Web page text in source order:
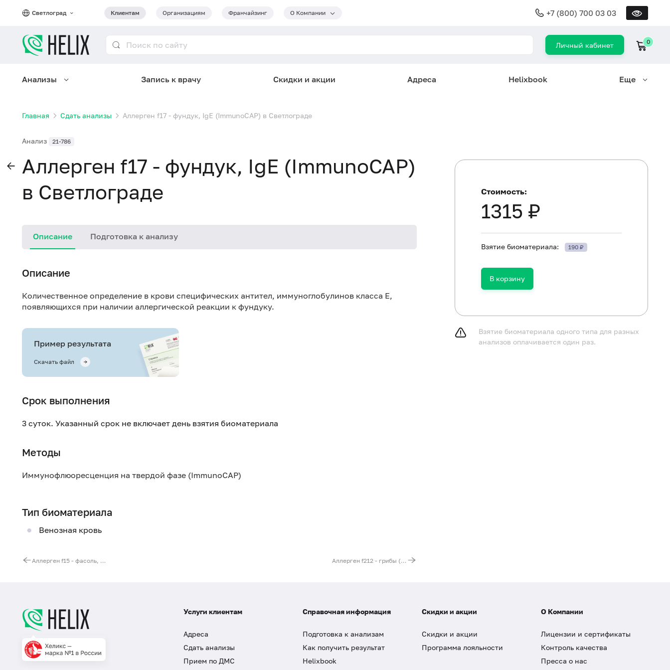
Светлоград Клиентам Организациям Франчайзинг О Компании +7 (800) 700 03 03
Личный кабинет 0
Анализы Запись к врачу Скидки и акции Адреса Helixbook Еще
Главная Сдать анализы Аллерген f17 - фундук, IgE (ImmunoCAP) в Светлограде
Анализ 21-786
Аллерген f17 - фундук, IgE (ImmunoCAP)
в Светлограде
Описание Подготовка к анализу
Описание
Количественное определение в крови специфических антител, иммуноглобулинов класса E,
появляющихся при наличии аллергической реакции к фундуку.
Пример результата
Скачать файл
Срок выполнения
3 суток. Указанный срок не включает день взятия биоматериала
Методы
Иммунофлюоресценция на твердой фазе (ImmunoCAP)
Тип биоматериала
Венозная кровь
Аллерген f15 - фасоль, IgE (ImmunoCAP) Аллерген f212 - грибы (шампиньоны), IgE (ImmunoCAP)
Не курить в течение 30 минут до исследования.
Стоимость:
1315 ₽
Взятие биоматериала: 190 ₽
В корзину
Взятие биоматериала одного типа для разных
анализов оплачивается один раз.
Услуги клиентам
Адреса
Сдать анализы
Прием по ДМС
Справочная информация
Подготовка к анализам
Как получить результат
Helixbook
Скидки и акции
Скидки и акции
Программа лояльности
О Компании
Лицензии и сертификаты
Контроль качества
Пресса о нас